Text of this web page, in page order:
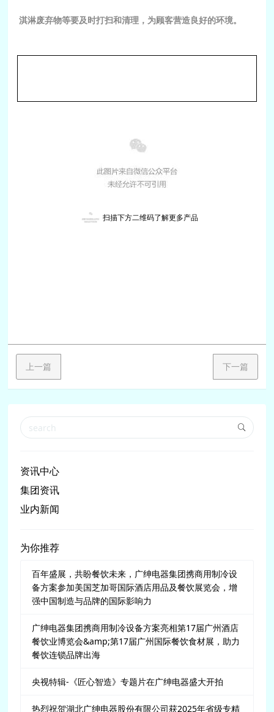
淇淋废弃物等要及时打扫和清理，为顾客营造良好的环境。
扫描下方二维码了解更多产品
上一篇 下一篇
资讯中心
集团资讯
业内新闻
为你推荐
百年盛展，共盼餐饮未来，广绅电器集团携商用制冷设
备方案参加美国芝加哥国际酒店用品及餐饮展览会，增
强中国制造与品牌的国际影响力
广绅电器集团携商用制冷设备方案亮相第17届广州酒店
餐饮业博览会&amp;第17届广州国际餐饮食材展，助力
餐饮连锁品牌出海
央视特辑-《匠心智造》专题片在广绅电器盛大开拍
热烈祝贺湖北广绅电器股份有限公司获2025年省级专精